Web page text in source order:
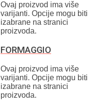
Ovaj proizvod ima više
varijanti. Opcije mogu biti
izabrane na stranici
proizvoda.
FORMAGGIO
Ovaj proizvod ima više
varijanti. Opcije mogu biti
izabrane na stranici
proizvoda.